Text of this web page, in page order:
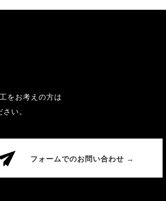
をお考えの方は
い。
フォームでのお問い合わせ →